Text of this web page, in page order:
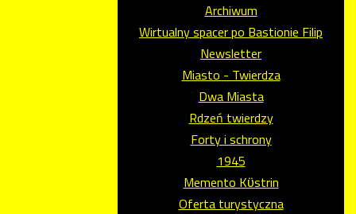
Archiwum
Wirtualny spacer po Bastionie Filip
Newsletter
Miasto - Twierdza
Dwa Miasta
Rdzeń twierdzy
Forty i schrony
1945
Memento Kϋstrin
Oferta turystyczna